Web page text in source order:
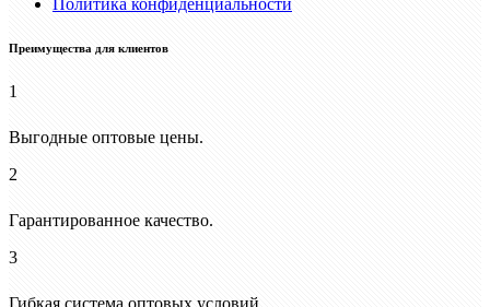
Преимущества для клиентов
1
Выгодные оптовые цены.
2
Гарантированное качество.
3
Гибкая система оптовых условий.